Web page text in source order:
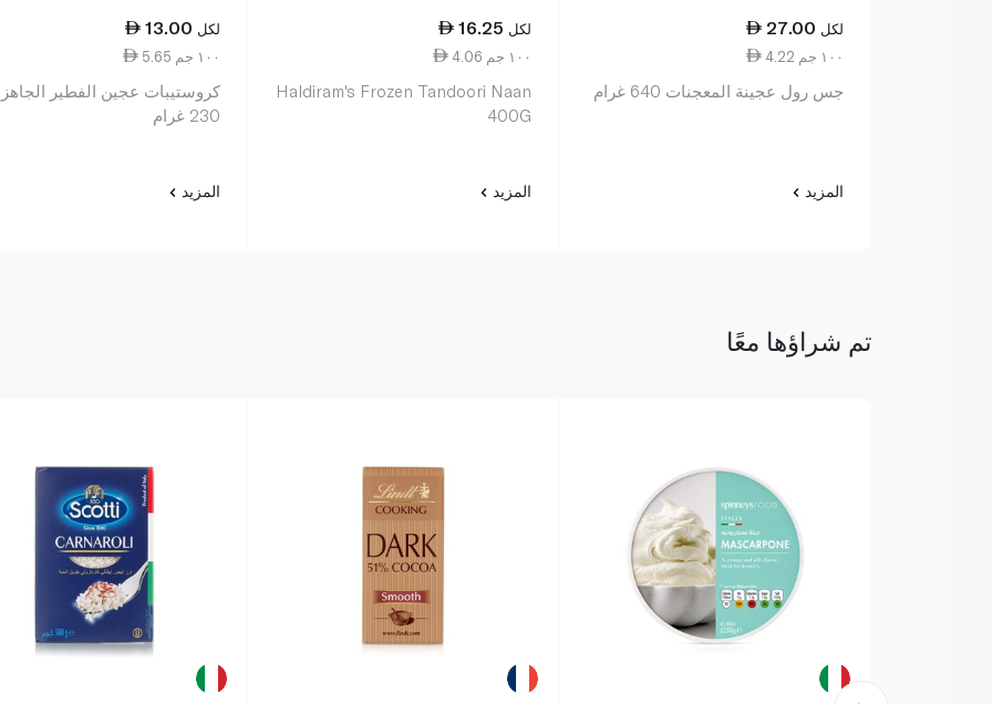
27.00 لكل
4.22 ١٠٠ جم
جس رول عجينة المعجنات 640 غرام
المزيد
16.25 لكل
4.06 ١٠٠ جم
Haldiram's Frozen Tandoori Naan
400G
المزيد
13.00 لكل
5.65 ١٠٠ جم
كروستيبات عجين الفطير
230 غرام
المزيد
تم شراؤها معًا